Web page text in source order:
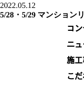
2022.05.12
5/28・5/29 マンション
コ
ニ
施工
こだ